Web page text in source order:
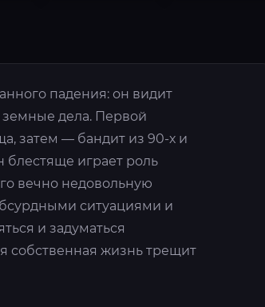
падения: он видит
дела. Первой
затем — бандит из 90-х и
блестяще играет роль
вечно недовольную
ситуациями и
и задуматься
собственная жизнь трещит